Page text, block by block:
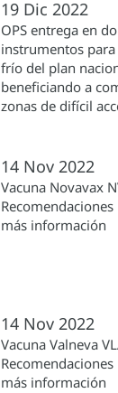
19 Dic 2022
OPS entrega en
instrumentos
frío del plan
beneficiando a
zonas de difícil
14 Nov 2022
Vacuna Novavax
más información
14 Nov 2022
Vacuna Valneva
más información